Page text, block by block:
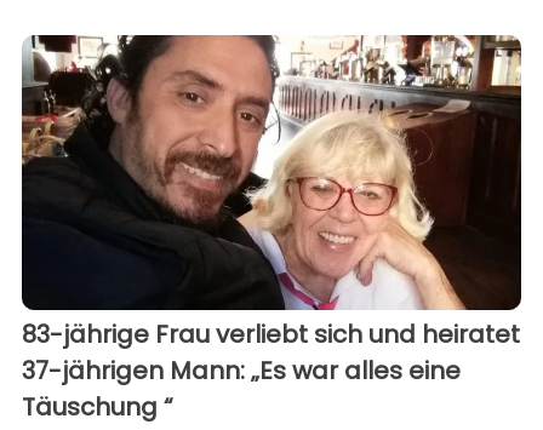
83-jährige Frau verliebt sich und heiratet
37-jährigen Mann: „Es war alles eine
Täuschung “